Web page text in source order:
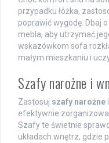
przypadku łóżka,
poprawić wygodę. Dbaj
mebla, aby utrzymać
wskazówkom sofa
małym mieszkaniu i
Szafy narożne i
Zastosuj szafy narożne i
efektywnie
Szafy te świetnie
układach wnętrz, gdzie